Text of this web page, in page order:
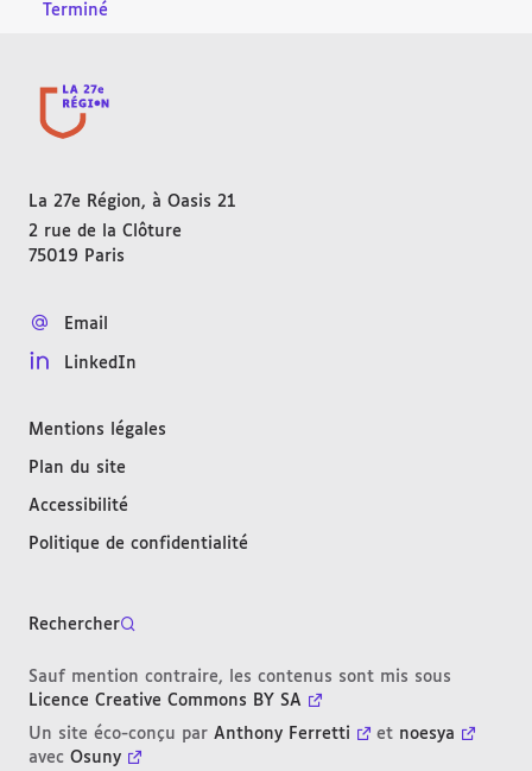
Terminé
La 27e Région, à Oasis 21
2 rue de la Clôture
75019
Paris
Email
LinkedIn
Mentions légales
Plan du site
Accessibilité
Politique de confidentialité
Rechercher
Sauf mention contraire, les contenus sont mis sous
Licence Creative Commons BY SA
Un site éco-conçu par Anthony Ferretti et noesya
avec Osuny